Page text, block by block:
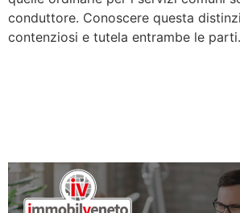
conduttore. Conoscere questa
contenziosi e tutela entrambe le parti.